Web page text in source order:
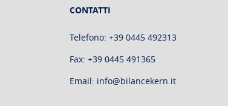
CONTATTI
Telefono: +39 0445 492313
Fax: +39 0445 491365
Email: info@bilancekern.it